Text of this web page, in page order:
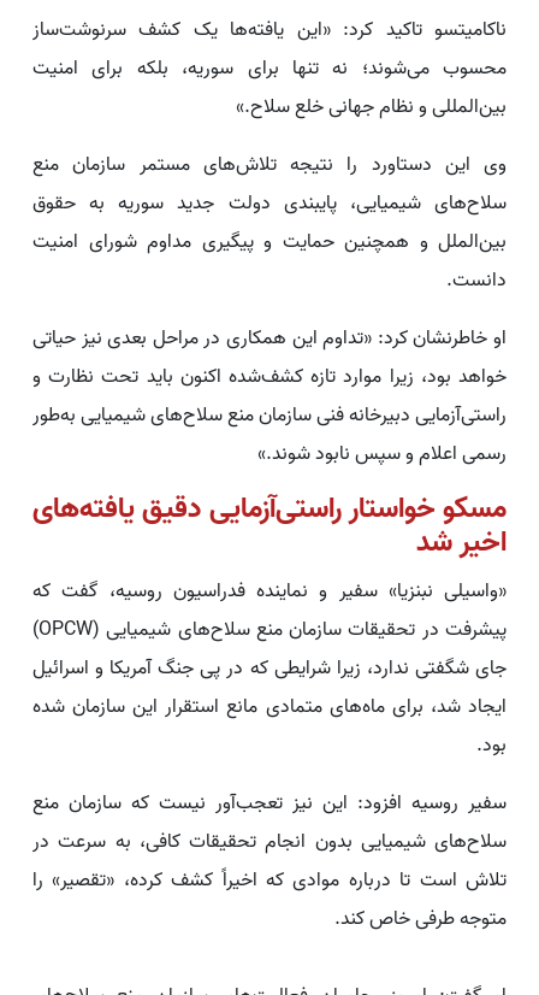
ناکامیتسو تاکید کرد: «این یافته‌ها یک کشف سرنوشت‌ساز
محسوب می‌شوند؛ نه تنها برای سوریه، بلکه برای امنیت
بین‌المللی و نظام جهانی خلع سلاح.»
وی این دستاورد را نتیجه تلاش‌های مستمر سازمان منع
سلاح‌های شیمیایی، پایبندی دولت جدید سوریه به حقوق
بین‌الملل و همچنین حمایت و پیگیری مداوم شورای امنیت
دانست.
او خاطرنشان کرد: «تداوم این همکاری در مراحل بعدی نیز حیاتی
خواهد بود، زیرا موارد تازه کشف‌شده اکنون باید تحت نظارت و
راستی‌آزمایی دبیرخانه فنی سازمان منع سلاح‌های شیمیایی به‌طور
رسمی اعلام و سپس نابود شوند.»
مسکو خواستار راستی‌آزمایی دقیق یافته‌های
اخیر شد
«واسیلی نبنزیا» سفیر و نماینده فدراسیون روسیه، گفت که
پیشرفت در تحقیقات سازمان منع سلاح‌های شیمیایی (OPCW)
جای شگفتی ندارد، زیرا شرایطی که در پی جنگ آمریکا و اسرائیل
ایجاد شد، برای ماه‌های متمادی مانع استقرار این سازمان شده
بود.
سفیر روسیه افزود: این نیز تعجب‌آور نیست که سازمان منع
سلاح‌های شیمیایی بدون انجام تحقیقات کافی، به سرعت در
تلاش است تا درباره موادی که اخیراً کشف کرده، «تقصیر» را
متوجه طرفی خاص کند.